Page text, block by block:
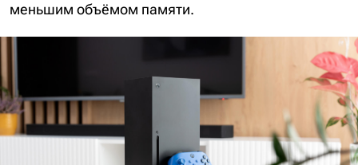
меньшим объёмом памяти.